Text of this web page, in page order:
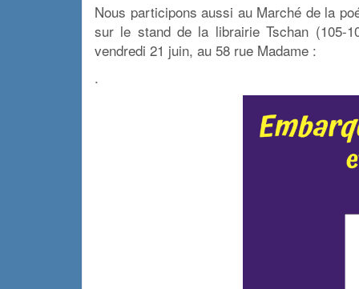
Nous participons aussi au Marché de la
sur le stand de la librairie Tschan (105-
vendredi 21 juin, au 58 rue Madame :
.